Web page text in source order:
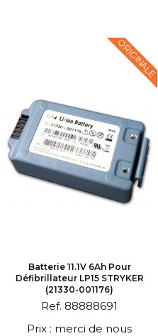
ORIGINALE
Batterie 11.1V 6Ah Pour
Défibrillateur LP15 STRYKER
(21330-001176)
Ref. 88888691
Prix : merci de nous